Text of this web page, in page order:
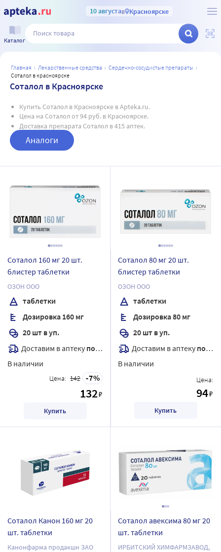
10 августав Красноярске
Каталог
главная лекарственные средства
сердечно-сосудистые препараты
соталол в красноярске
Соталол в Красноярске
Купить Соталол в Красноярске в Apteka.ru.
Цена на Соталол от 94 руб. в Красноярске.
Доставка препарата Соталол в 415 аптек.
Аналоги
Соталол 160 мг 20 шт.
блистер таблетки
ОЗОН ООО
таблетки
Дозировка 160 мг
20 шт в уп.
Доставим в аптеку послезавтра
В наличии
Цена: 142 7
132₽
Купить
Соталол 80 мг 20 шт.
блистер таблетки
ОЗОН ООО
таблетки
Дозировка 80 мг
20 шт в уп.
Доставим в аптеку послезавтра
В наличии
Цена:
94₽
Купить
Соталол Канон 160 мг 20
шт. таблетки
Канонфарма продакшн ЗАО
Соталол авексима 80 мг 20
шт. таблетки
ИРБИТСКИЙ ХИМФАРМЗАВОД,